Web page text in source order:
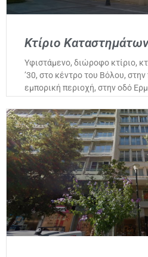
Κτίριο
Υφιστάμενο, διώροφο κτίριο,
’30, στο κέντρο του Βόλου,
εμπορική περιοχή, στην οδό